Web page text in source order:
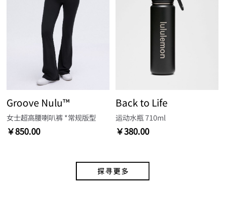
Groove Nulu™
女士超高腰喇叭裤 *常规版型
￥850.00
Back to Life
运动水瓶 710ml
￥380.00